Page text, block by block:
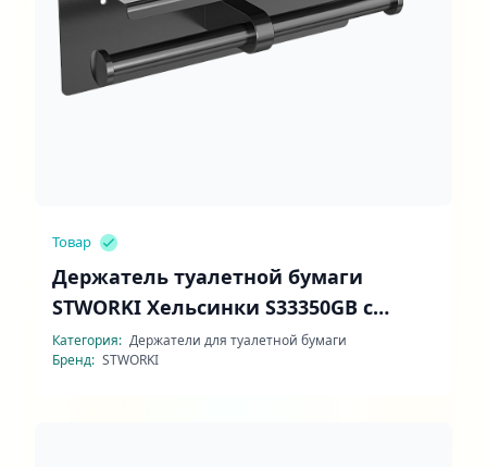
Товар
Держатель туалетной бумаги
STWORKI Хельсинки S33350GB с
полочкой
Категория: Держатели для туалетной бумаги
Бренд: STWORKI